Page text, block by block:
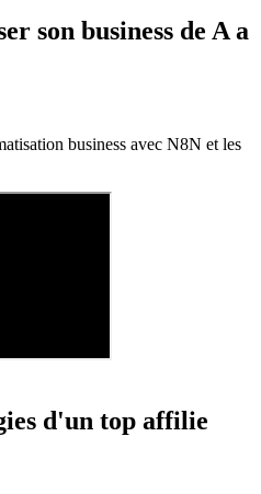
son business de A a
business avec N8N et les
d'un top affilie